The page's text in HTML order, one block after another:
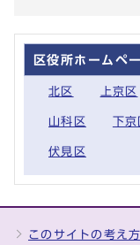
区役所ホームペ
北区 上京区
山科区 下京
伏見区
このサイトの考え方